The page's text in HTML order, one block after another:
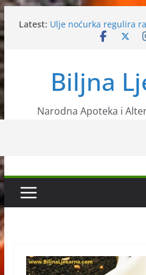
Skip
to
content
Latest: Ulje noćurka regulira
Ovi sastojci će vas
Mogu li sam uzgojiti
Biljna
Narodna Apoteka i